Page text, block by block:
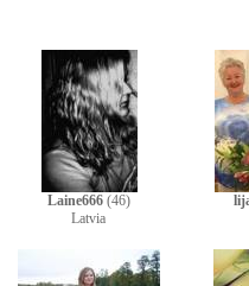
Laine666 (46)
Latvia